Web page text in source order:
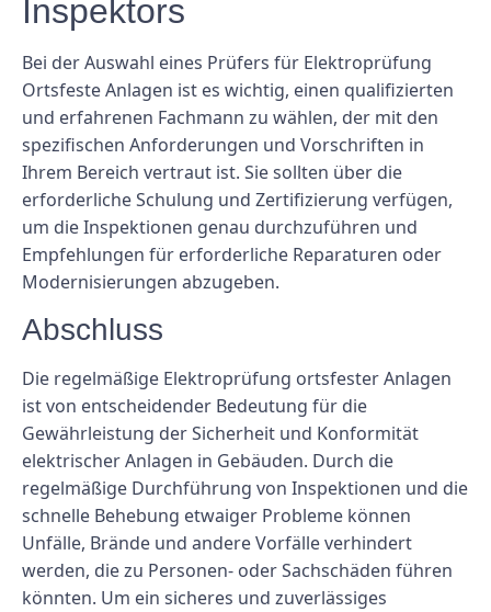
Inspektors
Bei der Auswahl eines Prüfers für Elektroprüfung
Ortsfeste Anlagen ist es wichtig, einen qualifizierten
und erfahrenen Fachmann zu wählen, der mit den
spezifischen Anforderungen und Vorschriften in
Ihrem Bereich vertraut ist. Sie sollten über die
erforderliche Schulung und Zertifizierung verfügen,
um die Inspektionen genau durchzuführen und
Empfehlungen für erforderliche Reparaturen oder
Modernisierungen abzugeben.
Abschluss
Die regelmäßige Elektroprüfung ortsfester Anlagen
ist von entscheidender Bedeutung für die
Gewährleistung der Sicherheit und Konformität
elektrischer Anlagen in Gebäuden. Durch die
regelmäßige Durchführung von Inspektionen und die
schnelle Behebung etwaiger Probleme können
Unfälle, Brände und andere Vorfälle verhindert
werden, die zu Personen- oder Sachschäden führen
könnten. Um ein sicheres und zuverlässiges